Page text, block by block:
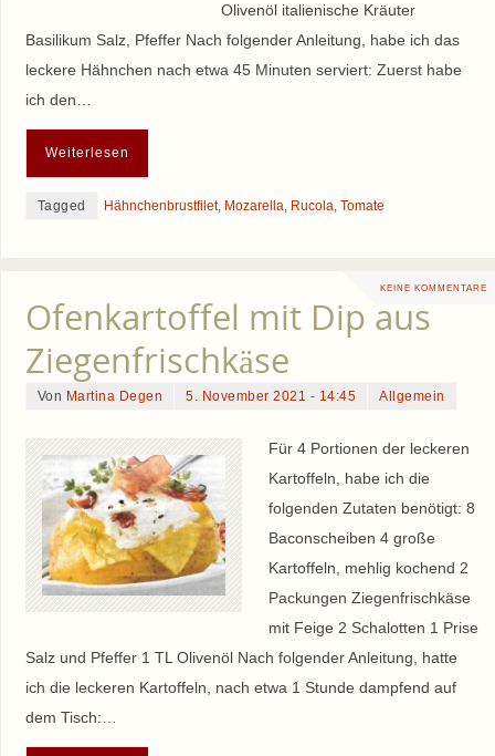
Olivenöl italienische Kräuter
Basilikum Salz, Pfeffer Nach folgender Anleitung, habe ich das
leckere Hähnchen nach etwa 45 Minuten serviert: Zuerst habe
ich den…
Weiterlesen
Tagged Hähnchenbrustfilet, Mozarella, Rucola, Tomate
KEINE KOMMENTARE
Ofenkartoffel mit Dip aus
Ziegenfrischkäse
Von Martina Degen 5. November 2021 - 14:45 Allgemein
Für 4 Portionen der leckeren
Kartoffeln, habe ich die
folgenden Zutaten benötigt: 8
Baconscheiben 4 große
Kartoffeln, mehlig kochend 2
Packungen Ziegenfrischkäse
mit Feige 2 Schalotten 1 Prise
Salz und Pfeffer 1 TL Olivenöl Nach folgender Anleitung, hatte
ich die leckeren Kartoffeln, nach etwa 1 Stunde dampfend auf
dem Tisch:…